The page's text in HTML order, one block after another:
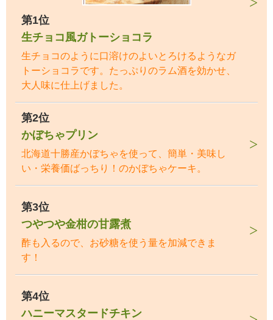
第1位
生チョコ風ガトーショコラ
生チョコのように口溶けのよいとろけるようなガ
トーショコラです。たっぷりのラム酒を効かせ、
大人味に仕上げました。
第2位
かぼちゃプリン
北海道十勝産かぼちゃを使って、簡単・美味し
い・栄養価ばっちり！のかぼちゃケーキ。
第3位
つやつや金柑の甘露煮
酢も入るので、お砂糖を使う量を加減できま
す！
第4位
ハニーマスタードチキン